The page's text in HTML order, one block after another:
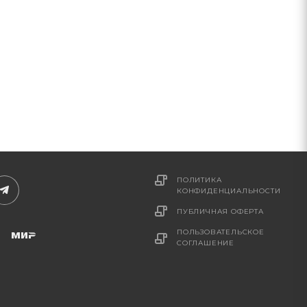
ПОЛИТИКА
КОНФИДЕНЦИАЛЬНОСТИ
ПУБЛИЧНАЯ ОФЕРТА
ПОЛЬЗОВАТЕЛЬСКОЕ
СОГЛАШЕНИЕ